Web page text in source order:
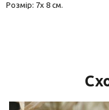
Розмір: 7х 8 см.